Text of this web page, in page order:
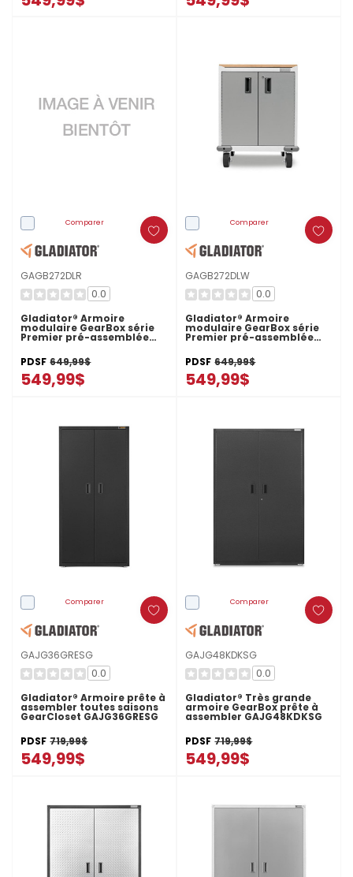
Comparer
GAGB272DLR
0.0
Gladiator® Armoire
modulaire GearBox série
Premier pré-assemblée
GAGB272DLR
PDSF 649,99$
549,99$
Comparer
GAGB272DLW
0.0
Gladiator® Armoire
modulaire GearBox série
Premier pré-assemblée
GAGB272DLW
PDSF 649,99$
549,99$
Comparer
GAJG36GRESG
0.0
Gladiator® Armoire prête à
assembler toutes saisons
GearCloset GAJG36GRESG
PDSF 719,99$
549,99$
Comparer
GAJG48KDKSG
0.0
Gladiator® Très grande
armoire GearBox prête à
assembler GAJG48KDKSG
PDSF 719,99$
549,99$